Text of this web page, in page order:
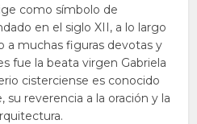
como símbolo de
en el siglo XII, a lo largo
a muchas figuras devotas y
fue la beata virgen Gabriela
cisterciense es conocido
reverencia a la oración y la